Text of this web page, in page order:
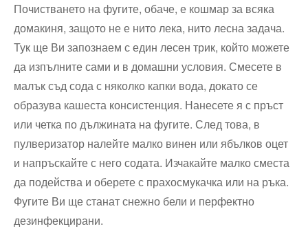
Почистването на фугите, обаче, е кошмар за всяка
домакиня, защото не е нито лека, нито лесна задача.
Тук ще Ви запознаем с един лесен трик, който можете
да изпълните сами и в домашни условия. Смесете в
малък съд сода с няколко капки вода, докато се
образува кашеста консистенция. Нанесете я с пръст
или четка по дължината на фугите. След това, в
пулверизатор налейте малко винен или ябълков оцет
и напръскайте с него содата. Изчакайте малко сместа
да подейства и оберете с прахосмукачка или на ръка.
Фугите Ви ще станат снежно бели и перфектно
дезинфекцирани.